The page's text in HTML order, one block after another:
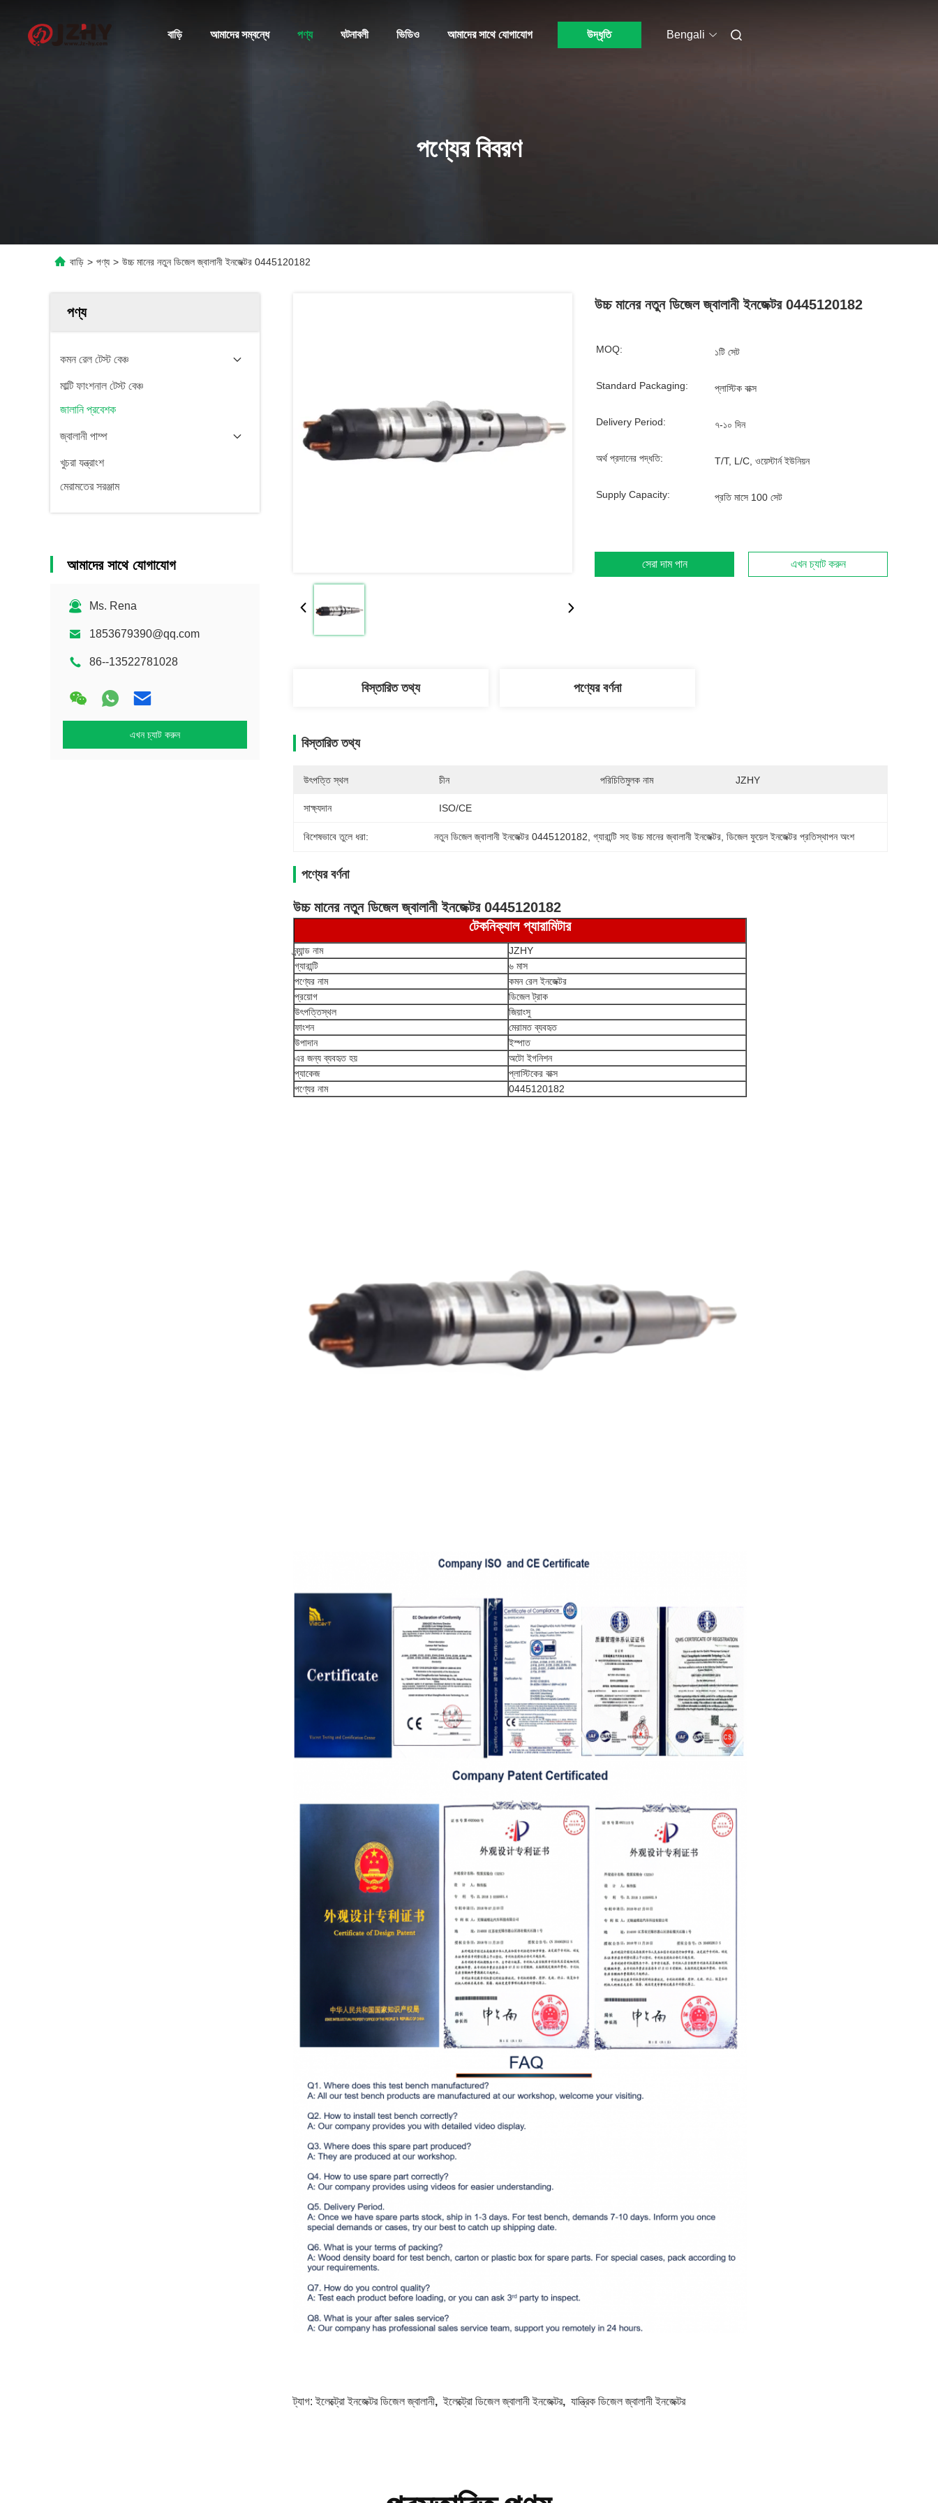
বাড়ি আমাদের সম্বন্ধে পণ্য ঘটনাবলী ভিডিও আমাদের সাথে যোগাযোগ উদ্ধৃতি Bengali
পণ্যের বিবরণ
বাড়ি > পণ্য > উচ্চ মানের নতুন ডিজেল জ্বালানী ইনজেক্টর 0445120182
পণ্য
কমন রেল টেস্ট বেঞ্চ
মাল্টি ফাংশনাল টেস্ট বেঞ্চ
জালানি প্রবেশক
জ্বালানী পাম্প
খুচরা যন্ত্রাংশ
মেরামতের সরঞ্জাম
আমাদের সাথে যোগাযোগ
Ms. Rena
1853679390@qq.com
86--13522781028
এখন চ্যাট করুন
উচ্চ মানের নতুন ডিজেল জ্বালানী ইনজেক্টর 0445120182
MOQ: ১টি সেট
Standard Packaging: প্লাস্টিক বাক্স
Delivery Period: ৭-১০ দিন
অর্থ প্রদানের পদ্ধতি: T/T, L/C, ওয়েস্টার্ন ইউনিয়ন
Supply Capacity: প্রতি মাসে 100 সেট
সেরা দাম পান এখন চ্যাট করুন
বিস্তারিত তথ্য পণ্যের বর্ণনা
বিস্তারিত তথ্য
উৎপত্তি স্থল চীন পরিচিতিমুলক নাম JZHY
সাক্ষ্যদান ISO/CE
বিশেষভাবে তুলে ধরা: নতুন ডিজেল জ্বালানী ইনজেক্টর 0445120182 , গ্যারান্টি সহ উচ্চ মানের জ্বালানী ইনজেক্টর , ডিজেল ফুয়েল ইনজেক্টর প্রতিস্থাপন অংশ
পণ্যের বর্ণনা
উচ্চ মানের নতুন ডিজেল জ্বালানী ইনজেক্টর 0445120182
টেকনিক্যাল প্যারামিটার
ব্র্যান্ড নাম
JZHY
গ্যারান্টি
৬ মাস
পণ্যের নাম
কমন রেল ইনজেক্টর
প্রয়োগ
ডিজেল ট্রাক
উৎপত্তিস্থল
জিয়াংসু
ফাংশন
মেরামত ব্যবহৃত
উপাদান
ইস্পাত
এর জন্য ব্যবহৃত হয়
অটো ইগনিশন
প্যাকেজ
প্লাস্টিকের বাক্স
পণ্যের নাম
0445120182
ট্যাগ:ইলেক্ট্রো ইনজেক্টর ডিজেল জ্বালানী,ইলেক্ট্রো ডিজেল জ্বালানী ইনজেক্টর, যান্ত্রিক ডিজেল জ্বালানী ইনজেক্টর